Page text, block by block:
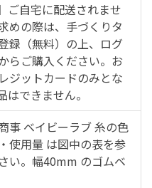
ご自宅に配送されませ
めの際は、手づくりタ
録（無料）の上、ログ
らご購入ください。お
ジットカードのみとな
はできません。
事 ベイビーラブ 糸の色
使用量 は図中の表を参
い。幅40mm のゴムベ